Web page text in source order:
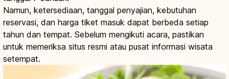
Namun, ketersediaan, tanggal penyajian, kebutuhan
reservasi, dan harga tiket masuk dapat berbeda setiap
tahun dan tempat. Sebelum mengikuti acara, pastikan
untuk memeriksa situs resmi atau pusat informasi wisata
setempat.